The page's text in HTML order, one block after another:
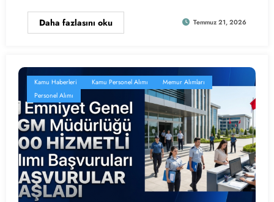
Daha fazlasını oku Temmuz 21, 2026
Kamu Haberleri Kamu Personel Alımı
Memur Alımları
Personel Alımı